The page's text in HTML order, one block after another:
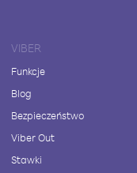
VIBER
Funkcje
Blog
Bezpieczeństwo
Viber Out
Stawki